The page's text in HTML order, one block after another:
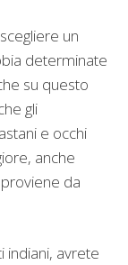
un
determinate
su questo
gli
e occhi
anche
da
indiani, avrete